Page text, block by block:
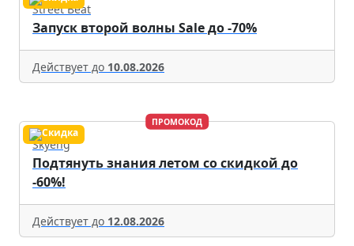
Street Beat
Запуск второй волны Sale до -70%
Действует до 10.08.2026
ПРОМОКОД
Skyeng
Подтянуть знания летом со скидкой до
-60%!
Действует до 12.08.2026